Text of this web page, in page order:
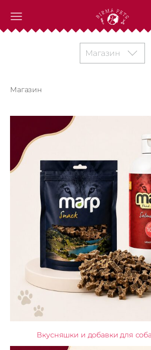
Магазин
Магазин
Вкусняшки и добавки для